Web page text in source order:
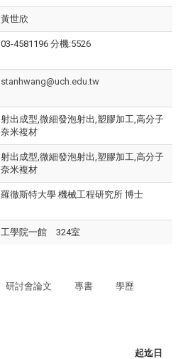
黃世欣
03-4581196 分機:5526
stanhwang@uch.edu.tw
射出成型,微細發泡射出,塑膠加工,高分子
奈米複材
射出成型,微細發泡射出,塑膠加工,高分子
奈米複材
羅徹斯特大學 機械工程研究所 博士
工學院一館 324室
研討會論文 專書 學歷
起迄日